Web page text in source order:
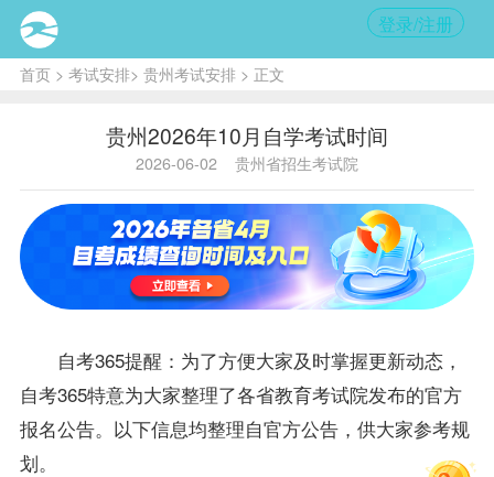
登录/注册
首页> 考试安排> 贵州考试安排> 正文
贵州2026年10月自学考试时间
2026-06-02 贵州省招生考试院
自考365提醒：为了方便大家及时掌握更新动态，
自考365特意为大家整理了各省教育考试院发布的官方
报名公告。以下信息均整理自官方公告，供大家参考规
划。